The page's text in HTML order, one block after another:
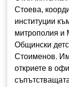
Стоева,
институции
митрополия и
Общински
Стоименов.
откриете в